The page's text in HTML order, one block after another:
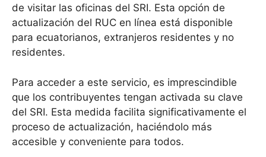
de visitar las oficinas del SRI. Esta opción de
actualización del RUC en línea está disponible
para ecuatorianos, extranjeros residentes y no
residentes.
Para acceder a este servicio, es imprescindible
que los contribuyentes tengan activada su clave
del SRI. Esta medida facilita significativamente el
proceso de actualización, haciéndolo más
accesible y conveniente para todos.